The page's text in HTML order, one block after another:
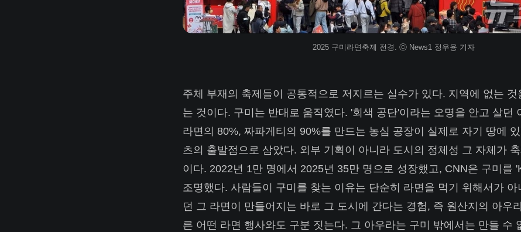
2025 구미라면축제 전경. ⓒ News1 정우용 기자
주체 부재의 축제들이 공통적으로 저지르는 실수가 있다. 지역에 없는 것
는 것이다. 구미는 반대로 움직였다. '회색 공단'이라는 오명을 안고 살던
라면의 80%, 짜파게티의 90%를 만드는 농심 공장이 실제로 자기 땅에
츠의 출발점으로 삼았다. 외부 기획이 아니라 도시의 정체성 그 자체가
이다. 2022년 1만 명에서 2025년 35만 명으로 성장했고, CNN은 구미를
조명했다. 사람들이 구미를 찾는 이유는 단순히 라면을 먹기 위해서가 아
던 그 라면이 만들어지는 바로 그 도시에 간다는 경험, 즉 원산지의 아우
른 어떤 라면 행사와도 구분 짓는다. 그 아우라는 구미 밖에서는 만들 수